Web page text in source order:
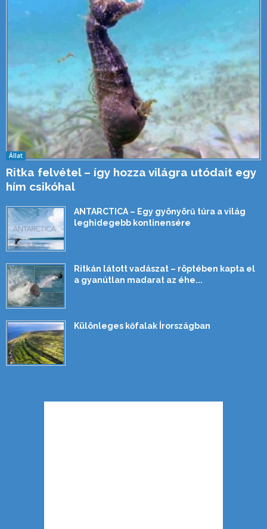
Állat
Ritka felvétel – így hozza világra utódait egy
hím csikóhal
ANTARCTICA – Egy gyönyörű túra a világ
leghidegebb kontinensére
Ritkán látott vadászat – röptében kapta el
a gyanútlan madarat az éhe...
Különleges kőfalak Írországban